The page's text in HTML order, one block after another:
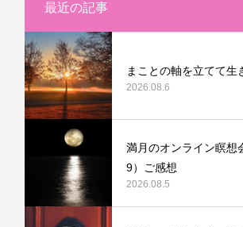
最近の記事
まことの軸を立てて生
2026.08.6
満月のオンライン瞑想
9）ご感想
2026.08.5